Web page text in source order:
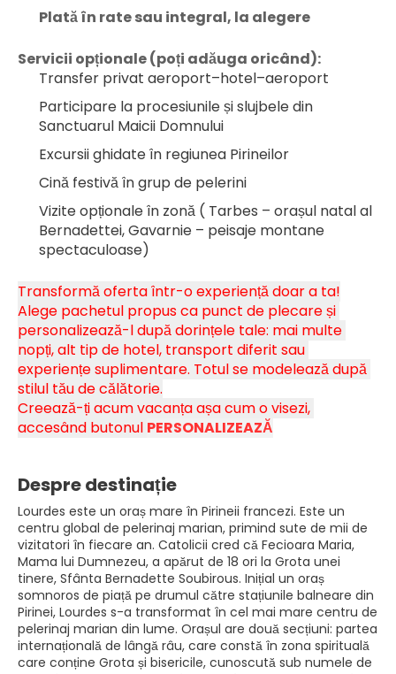
Plată în rate sau integral, la alegere
Servicii opționale (poți adăuga oricând):
Transfer privat aeroport–hotel–aeroport
Participare la procesiunile și slujbele din
Sanctuarul Maicii Domnului
Excursii ghidate în regiunea Pirineilor
Cină festivă în grup de pelerini
Vizite opționale în zonă ( Tarbes – orașul natal al
Bernadettei, Gavarnie – peisaje montane
spectaculoase)
Transformă oferta într-o experiență doar a ta!
Alege pachetul propus ca punct de plecare și
personalizează-l după dorințele tale: mai multe
nopți, alt tip de hotel, transport diferit sau
experiențe suplimentare. Totul se modelează după
stilul tău de călătorie.
Creează-ți acum vacanța așa cum o visezi,
accesând butonul PERSONALIZEAZĂ
Despre destinație
Lourdes este un oraș mare în Pirineii francezi. Este un
centru global de pelerinaj marian, primind sute de mii de
vizitatori în fiecare an. Catolicii cred că Fecioara Maria,
Mama lui Dumnezeu, a apărut de 18 ori la Grota unei
tinere, Sfânta Bernadette Soubirous. Inițial un oraș
somnoros de piață pe drumul către stațiunile balneare din
Pirinei, Lourdes s-a transformat în cel mai mare centru de
pelerinaj marian din lume. Orașul are două secțiuni: partea
internațională de lângă râu, care constă în zona spirituală
care conține Grota și bisericile, cunoscută sub numele de